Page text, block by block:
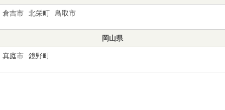
倉吉市 北栄町 鳥取市
岡山県
真庭市 鏡野町